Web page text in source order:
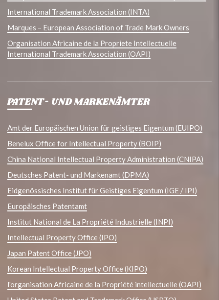
International Trademark Association (INTA)
Marques – European Association of Trade Mark Owners
Organisation Africaine de la Propriete Intellectuelle
International Trademark Association (OAPI)
PATENT- UND MARKENÄMTER
Amt der Europäischen Union für geistiges Eigentum (EUIPO)
Benelux Office for Intellectual Property (BOIP)
China National Intellectual Property Administration (CNIPA)
Deutsches Patent- und Markenamt (DPMA)
Eidgenössisches Institut für Geistiges Eigentum (IGE / IPI)
Europäisches Patentamt
Institut National de La Propriété Industrielle (INPI)
Intellectual Property Office (IPO)
Japan Patent Office (JPO)
Korean Intellectual Property Office (KIPO)
l'organisation Africaine de la Propriété intellectuelle (OAPI)